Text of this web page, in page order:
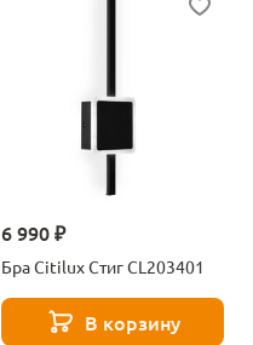
6 990 ₽
Бра Citilux Стиг CL203401
В корзину